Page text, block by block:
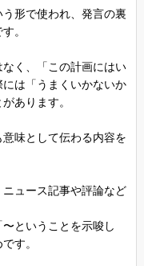
形で使われ、発言の裏
。
く、「この計画にはい
は「うまくいかないか
あります。
味として伝わる内容を
ュース記事や評論など
ということを示唆し
す。